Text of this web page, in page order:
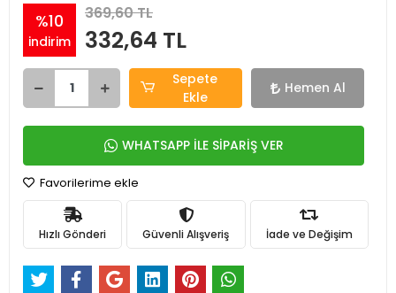
%10
indirim
369,60 TL
332,64 TL
Sepete
Ekle
Hemen Al
WHATSAPP İLE SİPARİŞ VER
Favorilerime ekle
Hızlı Gönderi Güvenli Alışveriş İade ve Değişim